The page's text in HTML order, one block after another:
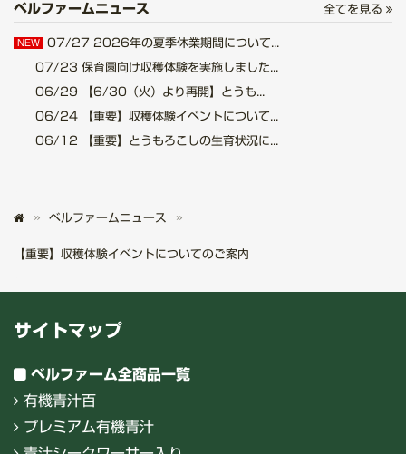
ベルファームニュース 全てを見る
NEW 07/27 2026年の夏季休業期間について...
07/23 保育園向け収穫体験を実施しました...
06/29 【6/30（火）より再開】とうも...
06/24 【重要】収穫体験イベントについて...
06/12 【重要】とうもろこしの生育状況に...
ベルファームニュース
【重要】収穫体験イベントについてのご案内
サイトマップ
ベルファーム全商品一覧
有機青汁百
プレミアム有機青汁